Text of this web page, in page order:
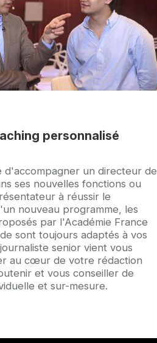
personnalisé
d'accompagner un directeur de
ses nouvelles fonctions ou
à réussir le
nouveau programme, les
par l'Académie France
sont toujours adaptés à vos
senior vient vous
au cœur de votre rédaction
et vous conseiller de
et sur-mesure.